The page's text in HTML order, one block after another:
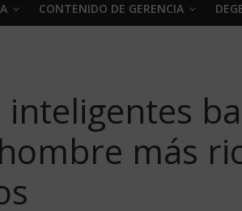
CONTENIDO DE GERENCIA
más